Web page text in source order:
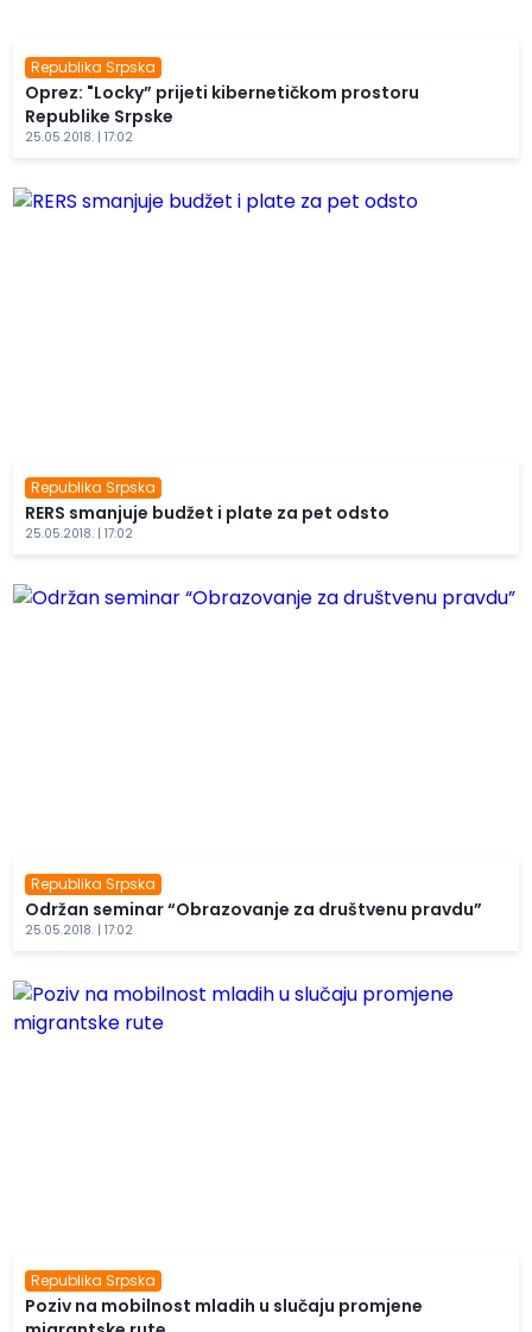
Republika Srpska
Oprez: "Locky” prijeti kibernetičkom prostoru
Republike Srpske
25.05.2018. | 17:02
Republika Srpska
RERS smanjuje budžet i plate za pet odsto
25.05.2018. | 17:02
Republika Srpska
Održan seminar “Obrazovanje za društvenu pravdu”
25.05.2018. | 17:02
Republika Srpska
Poziv na mobilnost mladih u slučaju promjene